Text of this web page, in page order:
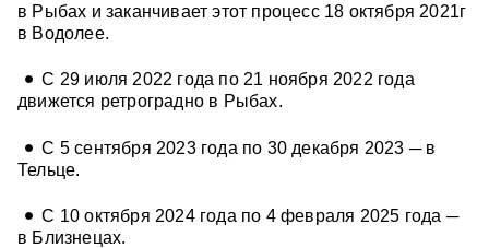
в Рыбах и заканчивает этот процесс 18 октября 2021г
в Водолее.
С 29 июля 2022 года по 21 ноября 2022 года
движется ретроградно в Рыбах.
С 5 сентября 2023 года по 30 декабря 2023 ─ в
Тельце.
С 10 октября 2024 года по 4 февраля 2025 года ─
в Близнецах.